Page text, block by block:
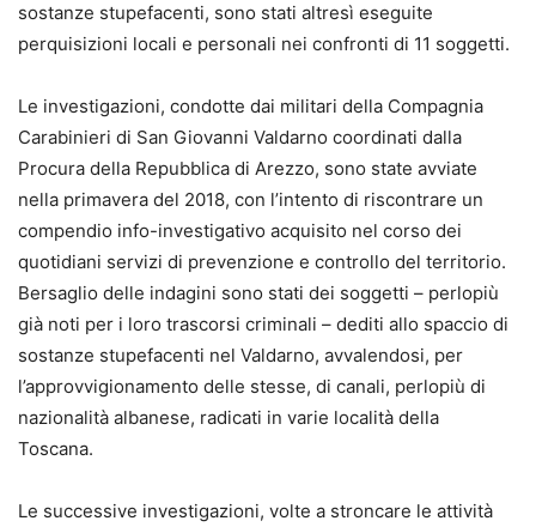
sostanze stupefacenti, sono stati altresì eseguite
perquisizioni locali e personali nei confronti di 11 soggetti.
Le investigazioni, condotte dai militari della Compagnia
Carabinieri di San Giovanni Valdarno coordinati dalla
Procura della Repubblica di Arezzo, sono state avviate
nella primavera del 2018, con l’intento di riscontrare un
compendio info-investigativo acquisito nel corso dei
quotidiani servizi di prevenzione e controllo del territorio.
Bersaglio delle indagini sono stati dei soggetti – perlopiù
già noti per i loro trascorsi criminali – dediti allo spaccio di
sostanze stupefacenti nel Valdarno, avvalendosi, per
l’approvvigionamento delle stesse, di canali, perlopiù di
nazionalità albanese, radicati in varie località della
Toscana.
Le successive investigazioni, volte a stroncare le attività